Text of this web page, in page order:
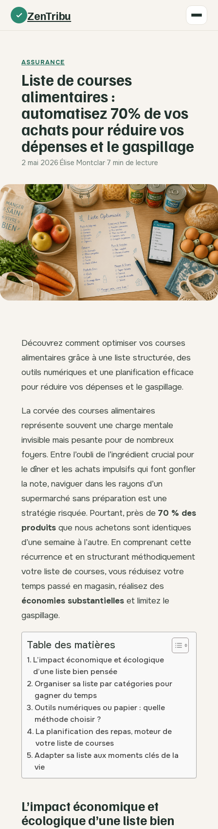
ZenTribu
ASSURANCE
Liste de courses
alimentaires :
automatisez 70% de vos
achats pour réduire vos
dépenses et le gaspillage
2 mai 2026·Élise Montclar·7 min de lecture
Découvrez comment optimiser vos courses
alimentaires grâce à une liste structurée, des
outils numériques et une planification efficace
pour réduire vos dépenses et le gaspillage.
La corvée des courses alimentaires
représente souvent une charge mentale
invisible mais pesante pour de nombreux
foyers. Entre l’oubli de l’ingrédient crucial pour
le dîner et les achats impulsifs qui font gonfler
la note, naviguer dans les rayons d’un
supermarché sans préparation est une
stratégie risquée. Pourtant, près de 70 % des
produits que nous achetons sont identiques
d’une semaine à l’autre. En comprenant cette
récurrence et en structurant méthodiquement
votre liste de courses, vous réduisez votre
temps passé en magasin, réalisez des
économies substantielles et limitez le
gaspillage.
Table des matières
L’impact économique et écologique
d’une liste bien pensée
Organiser sa liste par catégories pour
gagner du temps
Outils numériques ou papier : quelle
méthode choisir ?
La planification des repas, moteur de
votre liste de courses
Adapter sa liste aux moments clés de la
vie
L’impact économique et
écologique d’une liste bien